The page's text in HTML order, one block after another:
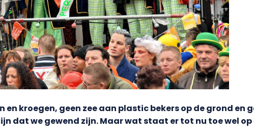
en kroegen, geen zee aan plastic bekers op de grond en
dat we gewend zijn. Maar wat staat er tot nu toe wel